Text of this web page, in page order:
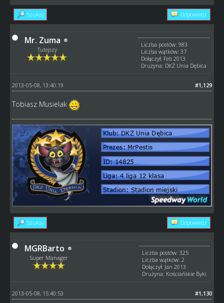
Szukaj Odpowiedz
Mr. Zuma
Tutejszy
Liczba postów: 983
Liczba wątków: 37
Dołączył: Feb 2013
Drużyna: DKŻ Unia Dębica
#1,129
2013-05-08, 13:40:19
Tobiasz Musielak
Szukaj Odpowiedz
MGRBarto
Super Manager
Liczba postów: 325
Liczba wątków: 2
Dołączył: Jan 2013
Drużyna: Kościańskie Byki
#1,130
2013-05-08, 15:40:53